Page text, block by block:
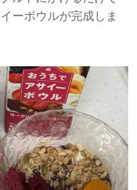
ーボウルが完成しま